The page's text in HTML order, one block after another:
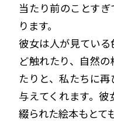
当たり前のことす
ります。
彼女は人が見てい
ど触れたり、自然
たりと、私たちに
与えてくれます。
綴られた絵本もとて